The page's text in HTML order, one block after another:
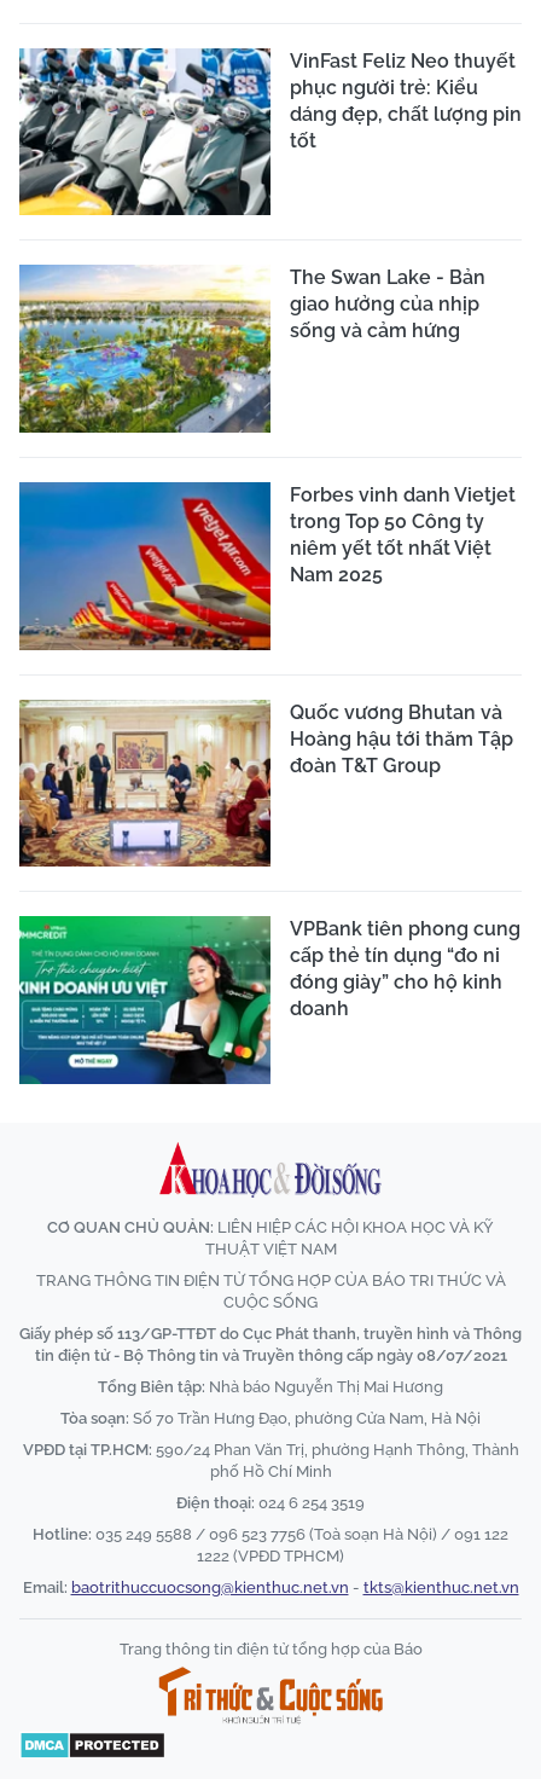
VinFast Feliz Neo thuyết
phục người trẻ: Kiểu
dáng đẹp, chất lượng pin
tốt
The Swan Lake - Bản
giao hưởng của nhịp
sống và cảm hứng
Forbes vinh danh Vietjet
trong Top 50 Công ty
niêm yết tốt nhất Việt
Nam 2025
Quốc vương Bhutan và
Hoàng hậu tới thăm Tập
đoàn T&T Group
VPBank tiên phong cung
cấp thẻ tín dụng “đo ni
đóng giày” cho hộ kinh
doanh
CƠ QUAN CHỦ QUẢN: LIÊN HIỆP CÁC HỘI KHOA HỌC VÀ KỸ
THUẬT VIỆT NAM
TRANG THÔNG TIN ĐIỆN TỬ TỔNG HỢP CỦA BÁO TRI THỨC VÀ
CUỘC SỐNG
Giấy phép số 113/GP-TTĐT do Cục Phát thanh, truyền hình và Thông
tin điện tử - Bộ Thông tin và Truyền thông cấp ngày 08/07/2021
Tổng Biên tập: Nhà báo Nguyễn Thị Mai Hương
Tòa soạn: Số 70 Trần Hưng Đạo, phường Cửa Nam, Hà Nội
VPĐD tại TP.HCM: 590/24 Phan Văn Trị, phường Hạnh Thông, Thành
phố Hồ Chí Minh
Điện thoại: 024 6 254 3519
Hotline: 035 249 5588 / 096 523 7756 (Toà soạn Hà Nội) / 091 122
1222 (VPĐD TPHCM)
Email: baotrithuccuocsong@kienthuc.net.vn - tkts@kienthuc.net.vn
Trang thông tin điện tử tổng hợp của Báo